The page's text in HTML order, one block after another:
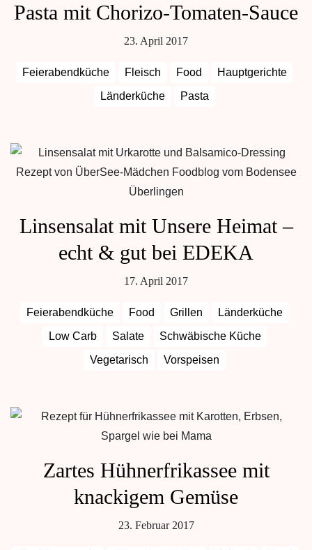
Pasta mit Chorizo-Tomaten-Sauce
23. April 2017
Feierabendküche Fleisch Food
Hauptgerichte
Länderküche
Pasta
Linsensalat mit Unsere Heimat –
echt & gut bei EDEKA
17. April 2017
Feierabendküche Food Grillen
Länderküche
Low Carb
Salate
Schwäbische Küche
Vegetarisch
Vorspeisen
Zartes Hühnerfrikassee mit
knackigem Gemüse
23. Februar 2017